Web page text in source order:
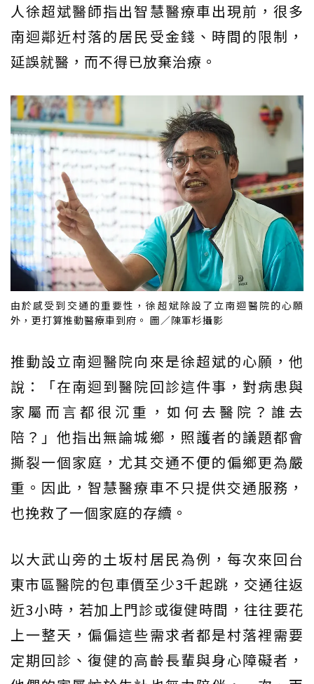
人徐超斌醫師指出智慧醫療車出現前，很多
南迴鄰近村落的居民受金錢、時間的限制，
延誤就醫，而不得已放棄治療。
由於感受到交通的重要性，徐超斌除設了立南迴醫院的心願
外，更打算推動醫療車到府。 圖／陳軍杉攝影
推動設立南迴醫院向來是徐超斌的心願，他
說：「在南迴到醫院回診這件事，對病患與
家屬而言都很沉重，如何去醫院？誰去
陪？」他指出無論城鄉，照護者的議題都會
撕裂一個家庭，尤其交通不便的偏鄉更為嚴
重。因此，智慧醫療車不只提供交通服務，
也挽救了一個家庭的存續。
以大武山旁的土坂村居民為例，每次來回台
東市區醫院的包車價至少3千起跳，交通往返
近3小時，若加上門診或復健時間，往往要花
上一整天，偏偏這些需求者都是村落裡需要
定期回診、復健的高齡長輩與身心障礙者，